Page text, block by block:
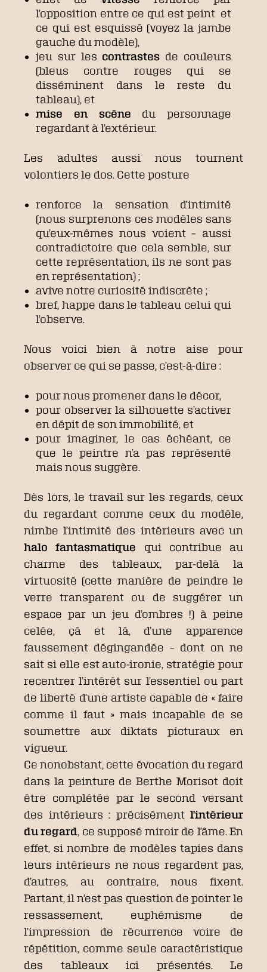
l’opposition entre ce qui est peint et
ce qui est esquissé (voyez la jambe
gauche du modèle),
jeu sur les contrastes de couleurs
(bleus contre rouges qui se
disséminent dans le reste du
tableau), et
mise en scène
du personnage
regardant à l’extérieur.
Les adultes aussi nous tournent
volontiers le dos. Cette posture
renforce la sensation d’intimité
(nous surprenons ces modèles sans
qu’eux-mêmes nous voient – aussi
contradictoire que cela semble, sur
cette représentation, ils ne sont pas
en représentation) ;
avive notre curiosité indiscrète ;
bref, happe dans le tableau celui qui
l’observe.
Nous voici bien à notre aise pour
observer ce qui se passe, c’est-à-dire :
pour nous promener dans le décor,
pour observer la silhouette s’activer
en dépit de son immobilité, et
pour imaginer, le cas échéant, ce
que le peintre n’a pas représenté
mais nous suggère.
Dès lors, le travail sur les regards, ceux
du regardant comme ceux du modèle,
nimbe l’intimité des intérieurs avec un
halo fantasmatique qui contribue au
charme des tableaux, par-delà la
virtuosité (cette manière de peindre le
verre transparent ou de suggérer un
espace par un jeu d’ombres !) à peine
celée, çà et là, d’une apparence
faussement dégingandée – dont on ne
sait si elle est auto-ironie, stratégie pour
recentrer l’intérêt sur l’essentiel ou part
de liberté d’une artiste capable de « faire
comme il faut » mais incapable de se
soumettre aux diktats picturaux en
vigueur.
Ce nonobstant, cette évocation du regard
dans la peinture de Berthe Morisot doit
être complétée par le second versant
des intérieurs : précisémentl’intérieur
du regard, ce supposé miroir de l’âme. En
effet, si nombre de modèles tapies dans
leurs intérieurs ne nous regardent pas,
d’autres, au contraire, nous fixent.
Partant, il n’est pas question de pointer le
ressassement, euphémisme de
l’impression de récurrence voire de
répétition, comme seule caractéristique
des tableaux ici présentés. Le